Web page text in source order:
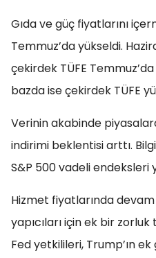
Gıda ve güç fiyatlarını
Temmuz’da yükseldi.
çekirdek TÜFE Temmuz’da
bazda ise çekirdek TÜFE
Verinin akabinde
indirimi beklentisi arttı.
S&P 500 vadeli endeksleri
Hizmet fiyatlarında devam
yapıcıları için ek bir
Fed yetkilileri, Trump’ın